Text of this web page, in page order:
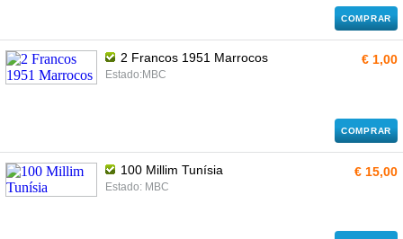
COMPRAR
2 Francos 1951 Marrocos
Estado:MBC
€ 1,00
COMPRAR
100 Millim Tunísia
Estado: MBC
€ 15,00